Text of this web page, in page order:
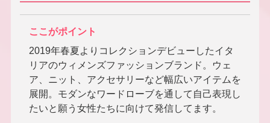
ここがポイント
2019年春夏よりコレクションデビューしたイタ
リアのウィメンズファッションブランド。ウェ
ア、ニット、アクセサリーなど幅広いアイテムを
展開。モダンなワードローブを通して自己表現し
たいと願う女性たちに向けて発信してます。